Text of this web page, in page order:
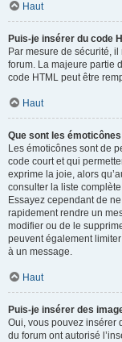
Haut
Puis-je insérer du code
Par mesure de sécurité, il
forum. La majeure partie
code HTML peut être
Haut
Que sont les
Les émoticônes sont de
code court et qui
exprime la joie, alors
consulter la liste
Essayez cependant de
rapidement rendre un
modifier ou de le
peuvent également
à un message.
Haut
Puis-je insérer des
Oui, vous pouvez insérer
du forum ont autorisé